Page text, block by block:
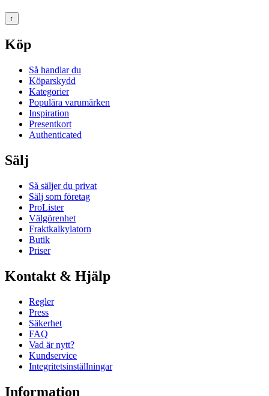
↑
Köp
Så handlar du
Köparskydd
Kategorier
Populära varumärken
Inspiration
Presentkort
Authenticated
Sälj
Så säljer du privat
Sälj som företag
ProLister
Välgörenhet
Fraktkalkylatorn
Butik
Priser
Kontakt & Hjälp
Regler
Press
Säkerhet
FAQ
Vad är nytt?
Kundservice
Integritetsinställningar
Information